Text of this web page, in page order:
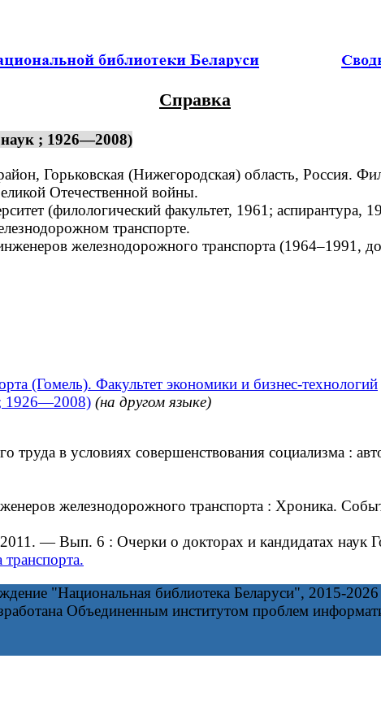
Справка
; 1926—2008)
Горьковская (Нижегородская) область, Россия.
Отечественной войны.
(филологический факультет, 1961; аспирантура,
транспорте.
железнодорожного транспорта
(Гомель). Факультет экономики и бизнес-технологий
; 1926—2008) (на другом языке)
в условиях совершенствования социализма :
железнодорожного транспорта : Хроника.
— Вып. 6 : Очерки о докторах и кандидатах
транспорта.
"Национальная библиотека Беларуси", 2015-2026
Объединенным институтом проблем